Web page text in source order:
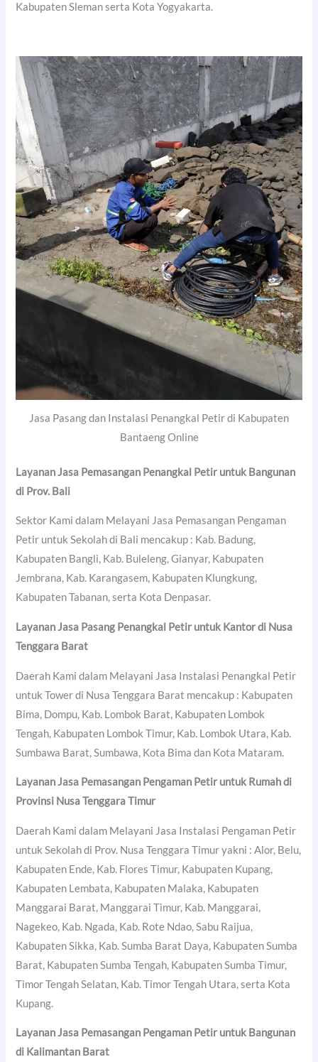
Kabupaten Sleman serta Kota Yogyakarta.
Jasa Pasang dan Instalasi Penangkal Petir di Kabupaten
Bantaeng Online
Layanan Jasa Pemasangan Penangkal Petir untuk Bangunan
di Prov. Bali
Sektor Kami dalam Melayani Jasa Pemasangan Pengaman
Petir untuk Sekolah di Bali mencakup : Kab. Badung,
Kabupaten Bangli, Kab. Buleleng, Gianyar, Kabupaten
Jembrana, Kab. Karangasem, Kabupaten Klungkung,
Kabupaten Tabanan, serta Kota Denpasar.
Layanan Jasa Pasang Penangkal Petir untuk Kantor di Nusa
Tenggara Barat
Daerah Kami dalam Melayani Jasa Instalasi Penangkal Petir
untuk Tower di Nusa Tenggara Barat mencakup : Kabupaten
Bima, Dompu, Kab. Lombok Barat, Kabupaten Lombok
Tengah, Kabupaten Lombok Timur, Kab. Lombok Utara, Kab.
Sumbawa Barat, Sumbawa, Kota Bima dan Kota Mataram.
Layanan Jasa Pemasangan Pengaman Petir untuk Rumah di
Provinsi Nusa Tenggara Timur
Daerah Kami dalam Melayani Jasa Instalasi Pengaman Petir
untuk Sekolah di Prov. Nusa Tenggara Timur yakni : Alor, Belu,
Kabupaten Ende, Kab. Flores Timur, Kabupaten Kupang,
Kabupaten Lembata, Kabupaten Malaka, Kabupaten
Manggarai Barat, Manggarai Timur, Kab. Manggarai,
Nagekeo, Kab. Ngada, Kab. Rote Ndao, Sabu Raijua,
Kabupaten Sikka, Kab. Sumba Barat Daya, Kabupaten Sumba
Barat, Kabupaten Sumba Tengah, Kabupaten Sumba Timur,
Timor Tengah Selatan, Kab. Timor Tengah Utara, serta Kota
Kupang.
Layanan Jasa Pemasangan Pengaman Petir untuk Bangunan
di Kalimantan Barat